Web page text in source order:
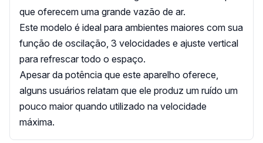
que oferecem uma grande vazão de ar.
Este modelo é ideal para ambientes maiores com sua
função de oscilação, 3 velocidades e ajuste vertical
para refrescar todo o espaço.
Apesar da potência que este aparelho oferece,
alguns usuários relatam que ele produz um ruído um
pouco maior quando utilizado na velocidade
máxima.